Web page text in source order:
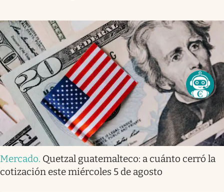
Mercado. Quetzal guatemalteco: a cuánto cerró la
cotización este miércoles 5 de agosto